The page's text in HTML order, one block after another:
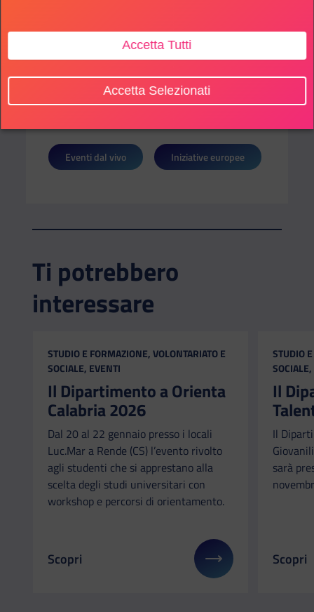
fare la differenza!
Eventi dal vivo Iniziative europee
Ti potrebbero
interessare
CATEGORIA:
STUDIO E FORMAZIONE, VOLONTARIATO E
SOCIALE, EVENTI
Il Dipartimento a Orienta
Calabria 2026
Dal 20 al 22 gennaio presso i locali
Luc.Mar a Rende (CS) l’evento rivolto
agli studenti che si apprestano alla
scelta degli studi universitari con
workshop e percorsi di orientamento.
Il link ti porterà ad avere maggiori dettagli su: Il
Scopri
STUDIO
Il
Il
sarà
Il link
Scopri
Accetta Tutti
Accetta Selezionati